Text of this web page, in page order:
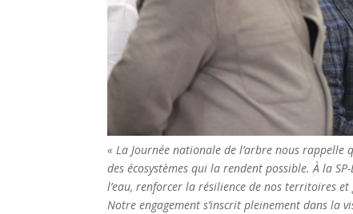
« La Journée nationale de l’arbre nous rappelle
des écosystèmes qui la rendent possible. À la
l’eau, renforcer la résilience de nos territoires
Notre engagement s’inscrit pleinement dans